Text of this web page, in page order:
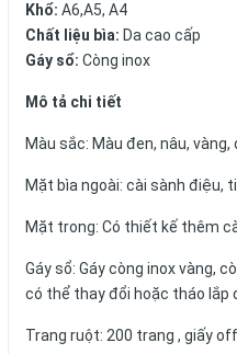
Khổ: A6,A5, A4
Chất liệu bìa: Da cao cấp
Gáy sổ: Còng inox
Mô tả chi tiết
Màu sắc: Màu đen, nâu, vàng,
Mặt bìa ngoài: cài sành điệu,
Mặt trong: Có thiết kế thêm
Gáy sổ: Gáy còng inox vàng,
có thể thay đổi hoặc tháo lắp
Trang ruột: 200 trang , giấy